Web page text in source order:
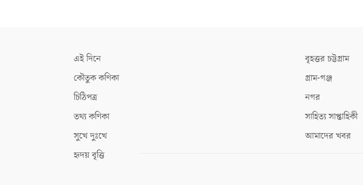
এই দিনে
কৌতুক কণিকা
চিঠিপত্র
তথ্য কণিকা
সুখে দুঃখে
হৃদয় বৃত্তি
বৃহত্তর চট্টগ্রাম
গ্রাম-গঞ্জ
নগর
সাহিত্য সাপ্তাহিকী
আমাদের খবর